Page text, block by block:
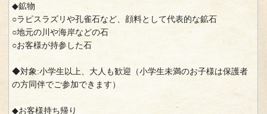
◆鉱物
○ラピスラズリや孔雀石など、顔料として代表的な鉱石
○地元の川や海岸などの石
○お客様が持参した石
◆対象:小学生以上、大人も歓迎（小学生未満のお子様は保護者
の方同伴でご参加できます）
◆お客様持ち帰り